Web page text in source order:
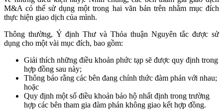
M&A có thể sử dụng một trong hai văn bản trên nhằm mục đích
thực hiện giao dịch của mình.
Thông thường, Ý định Thư và Thỏa thuận Nguyên tắc được sử
dụng cho một vài mục đích, bao gồm:
Giải thích những điều khoản phức tạp sẽ được quy định trong
hợp đồng sau này;
Thông báo rằng các bên đang chính thức đàm phán với nhau;
hoặc
Quy định một số điều khoản bảo hộ nhất định trong trường
hợp các bên tham gia đàm phán không giao kết hợp đồng.